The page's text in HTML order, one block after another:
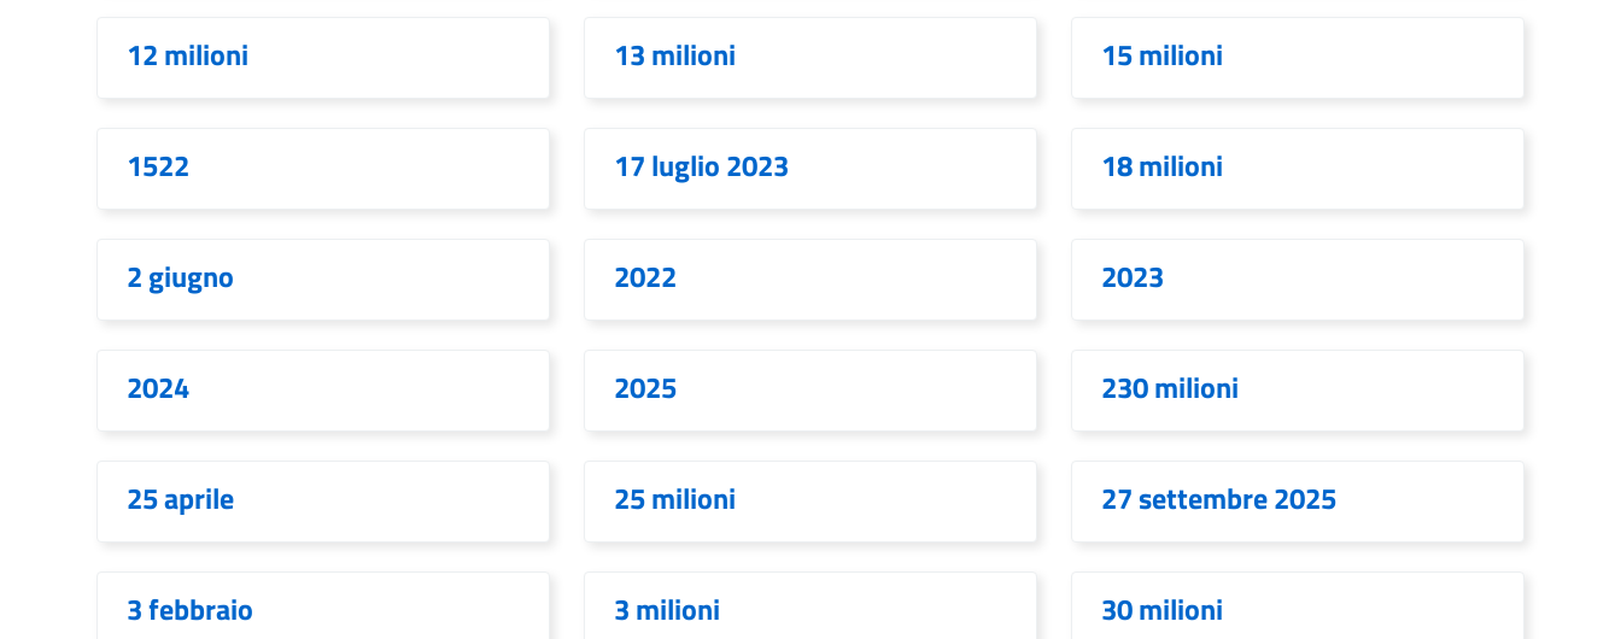
12 milioni 13 milioni 15 milioni
1522 17 luglio 2023 18 milioni
2 giugno 2022 2023
2024 2025 230 milioni
25 aprile 25 milioni 27 settembre 2025
3 febbraio 3 milioni 30 milioni